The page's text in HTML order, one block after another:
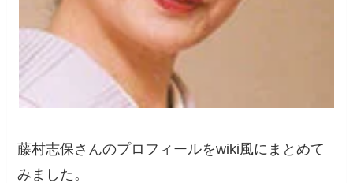
藤村志保さんのプロフィールをwiki風にまとめて
みました。